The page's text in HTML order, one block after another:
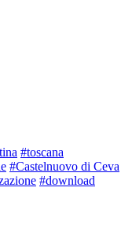
#toscana
#Castelnuovo di Ceva
#download